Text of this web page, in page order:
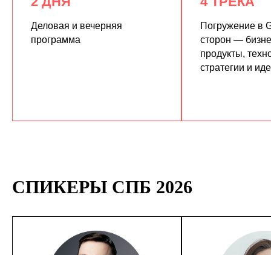
Деловая и вечерняя
программа
Погружение в
сторон —
продукты,
стратегии и
СПИКЕРЫ СПБ 2026